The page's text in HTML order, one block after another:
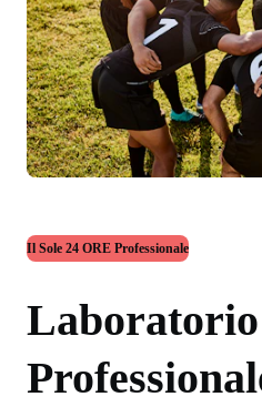
Il Sole 24 ORE Professionale
Laboratorio